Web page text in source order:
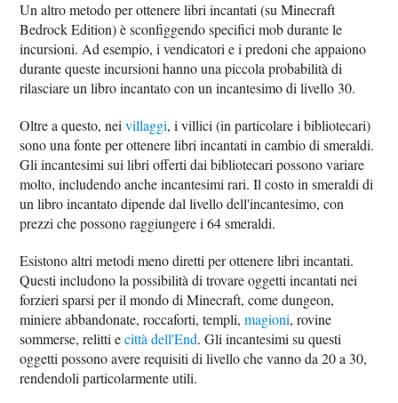
Un altro metodo per ottenere libri incantati (su Minecraft
Bedrock Edition) è sconfiggendo specifici mob durante le
incursioni. Ad esempio, i vendicatori e i predoni che appaiono
durante queste incursioni hanno una piccola probabilità di
rilasciare un libro incantato con un incantesimo di livello 30.
Oltre a questo, neivillaggi, i villici (in particolare i bibliotecari)
sono una fonte per ottenere libri incantati in cambio di smeraldi.
Gli incantesimi sui libri offerti dai bibliotecari possono variare
molto, includendo anche incantesimi rari. Il costo in smeraldi di
un libro incantato dipende dal livello dell'incantesimo, con
prezzi che possono raggiungere i 64 smeraldi.
Esistono altri metodi meno diretti per ottenere libri incantati.
Questi includono la possibilità di trovare oggetti incantati nei
forzieri sparsi per il mondo di Minecraft, come dungeon,
miniere abbandonate, roccaforti, templi,magioni, rovine
sommerse, relitti ecittà dell'End. Gli incantesimi su questi
oggetti possono avere requisiti di livello che vanno da 20 a 30,
rendendoli particolarmente utili.